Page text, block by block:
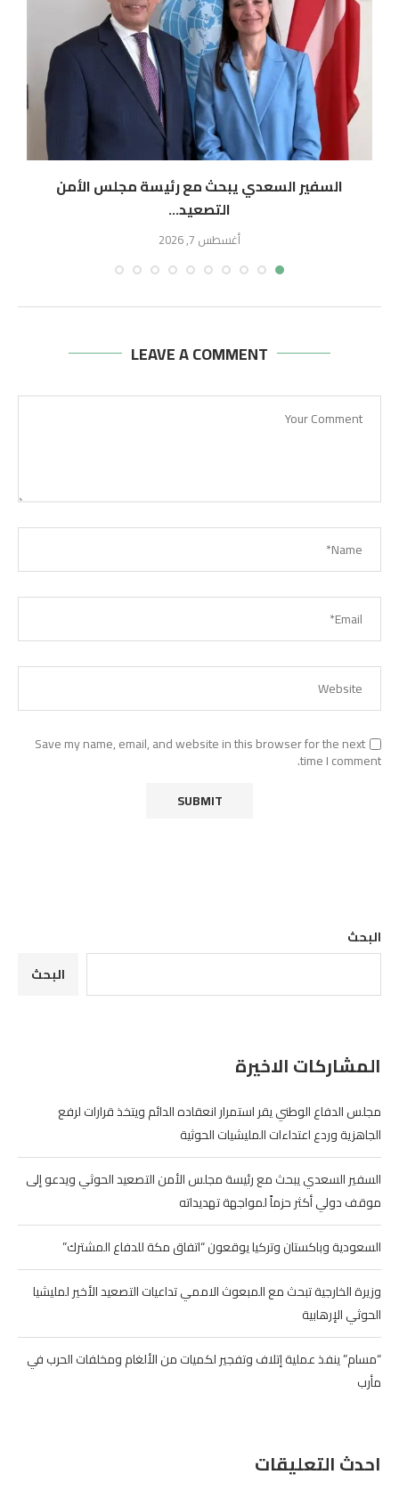
السفير السعدي يبحث مع رئيسة مجلس الأمن
التصعيد...
أغسطس 7, 2026
LEAVE A COMMENT
Save my name, email, and website in this browser for the next
time I comment.
البحث
البحث
المشاركات الاخيرة
مجلس الدفاع الوطني يقر استمرار انعقاده الدائم ويتخذ قرارات لرفع
الجاهزية وردع اعتداءات المليشيات الحوثية
السفير السعدي يبحث مع رئيسة مجلس الأمن التصعيد الحوثي ويدعو إلى
موقف دولي أكثر حزماً لمواجهة تهديداته
السعودية وباكستان وتركيا يوقعون “اتفاق مكة للدفاع المشترك”
وزيرة الخارجية تبحث مع المبعوث الاممي تداعيات التصعيد الأخير لمليشيا
الحوثي الإرهابية
“مسام” ينفذ عملية إتلاف وتفجير لكميات من الألغام ومخلفات الحرب في
مأرب
احدث التعليقات